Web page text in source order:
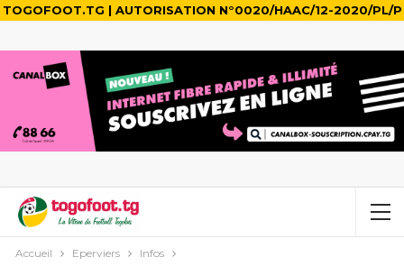
TOGOFOOT.TG | AUTORISATION N°0020/HAAC/12-2020/PL/P
Accueil Eperviers Infos